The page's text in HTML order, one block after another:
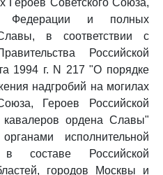
Героев Советского Союза,
Федерации и полных
в соответствии с
Российской
1994 г. N 217 "О порядке
надгробий на могилах
Героев Российской
ордена Славы"
исполнительной
составе Российской
городов Москвы и